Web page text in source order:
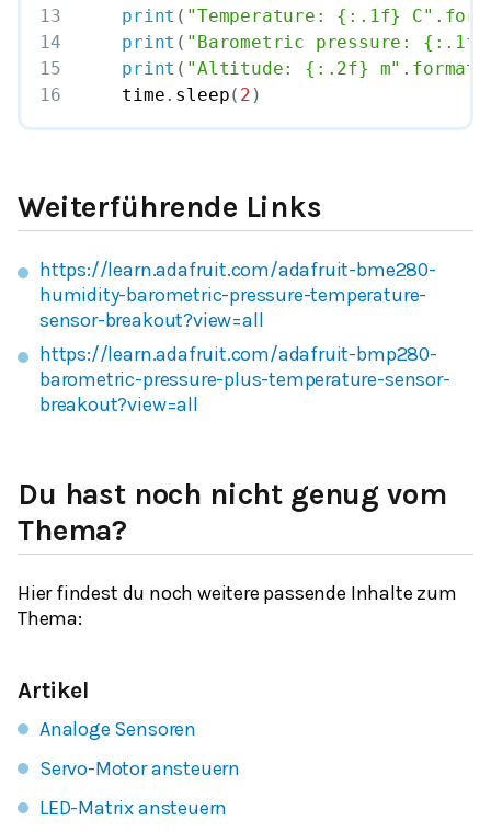
13 print ( "Temperature: {:.1f} C" .
14
print ( "Barometric pressure: {:.1f}
15
print ( "Altitude: {:.2f} m" . format
16
    time
. sleep( 2 )
Weiterführende Links
https://learn.adafruit.com/adafruit-bme280-
humidity-barometric-pressure-temperature-
sensor-breakout?view=all
https://learn.adafruit.com/adafruit-bmp280-
barometric-pressure-plus-temperature-sensor-
breakout?view=all
Du hast noch nicht genug vom
Thema?
Hier findest du noch weitere passende Inhalte zum
Thema:
Artikel
Analoge Sensoren
Servo-Motor ansteuern
LED-Matrix ansteuern